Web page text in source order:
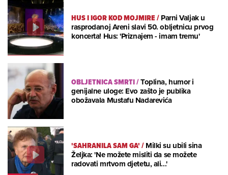
HUS I IGOR KOD MOJMIRE/Parni Valjak u
rasprodanoj Areni slavi 50. obljetnicu prvog
koncerta! Hus: 'Priznajem - imam tremu'
OBLJETNICA SMRTI/Toplina, humor i
genijalne uloge: Evo zašto je publika
obožavala Mustafu Nadarevića
'SAHRANILA SAM GA'/Milki su ubili sina
Željka: 'Ne možete misliti da se možete
radovati mrtvom djetetu, ali...'